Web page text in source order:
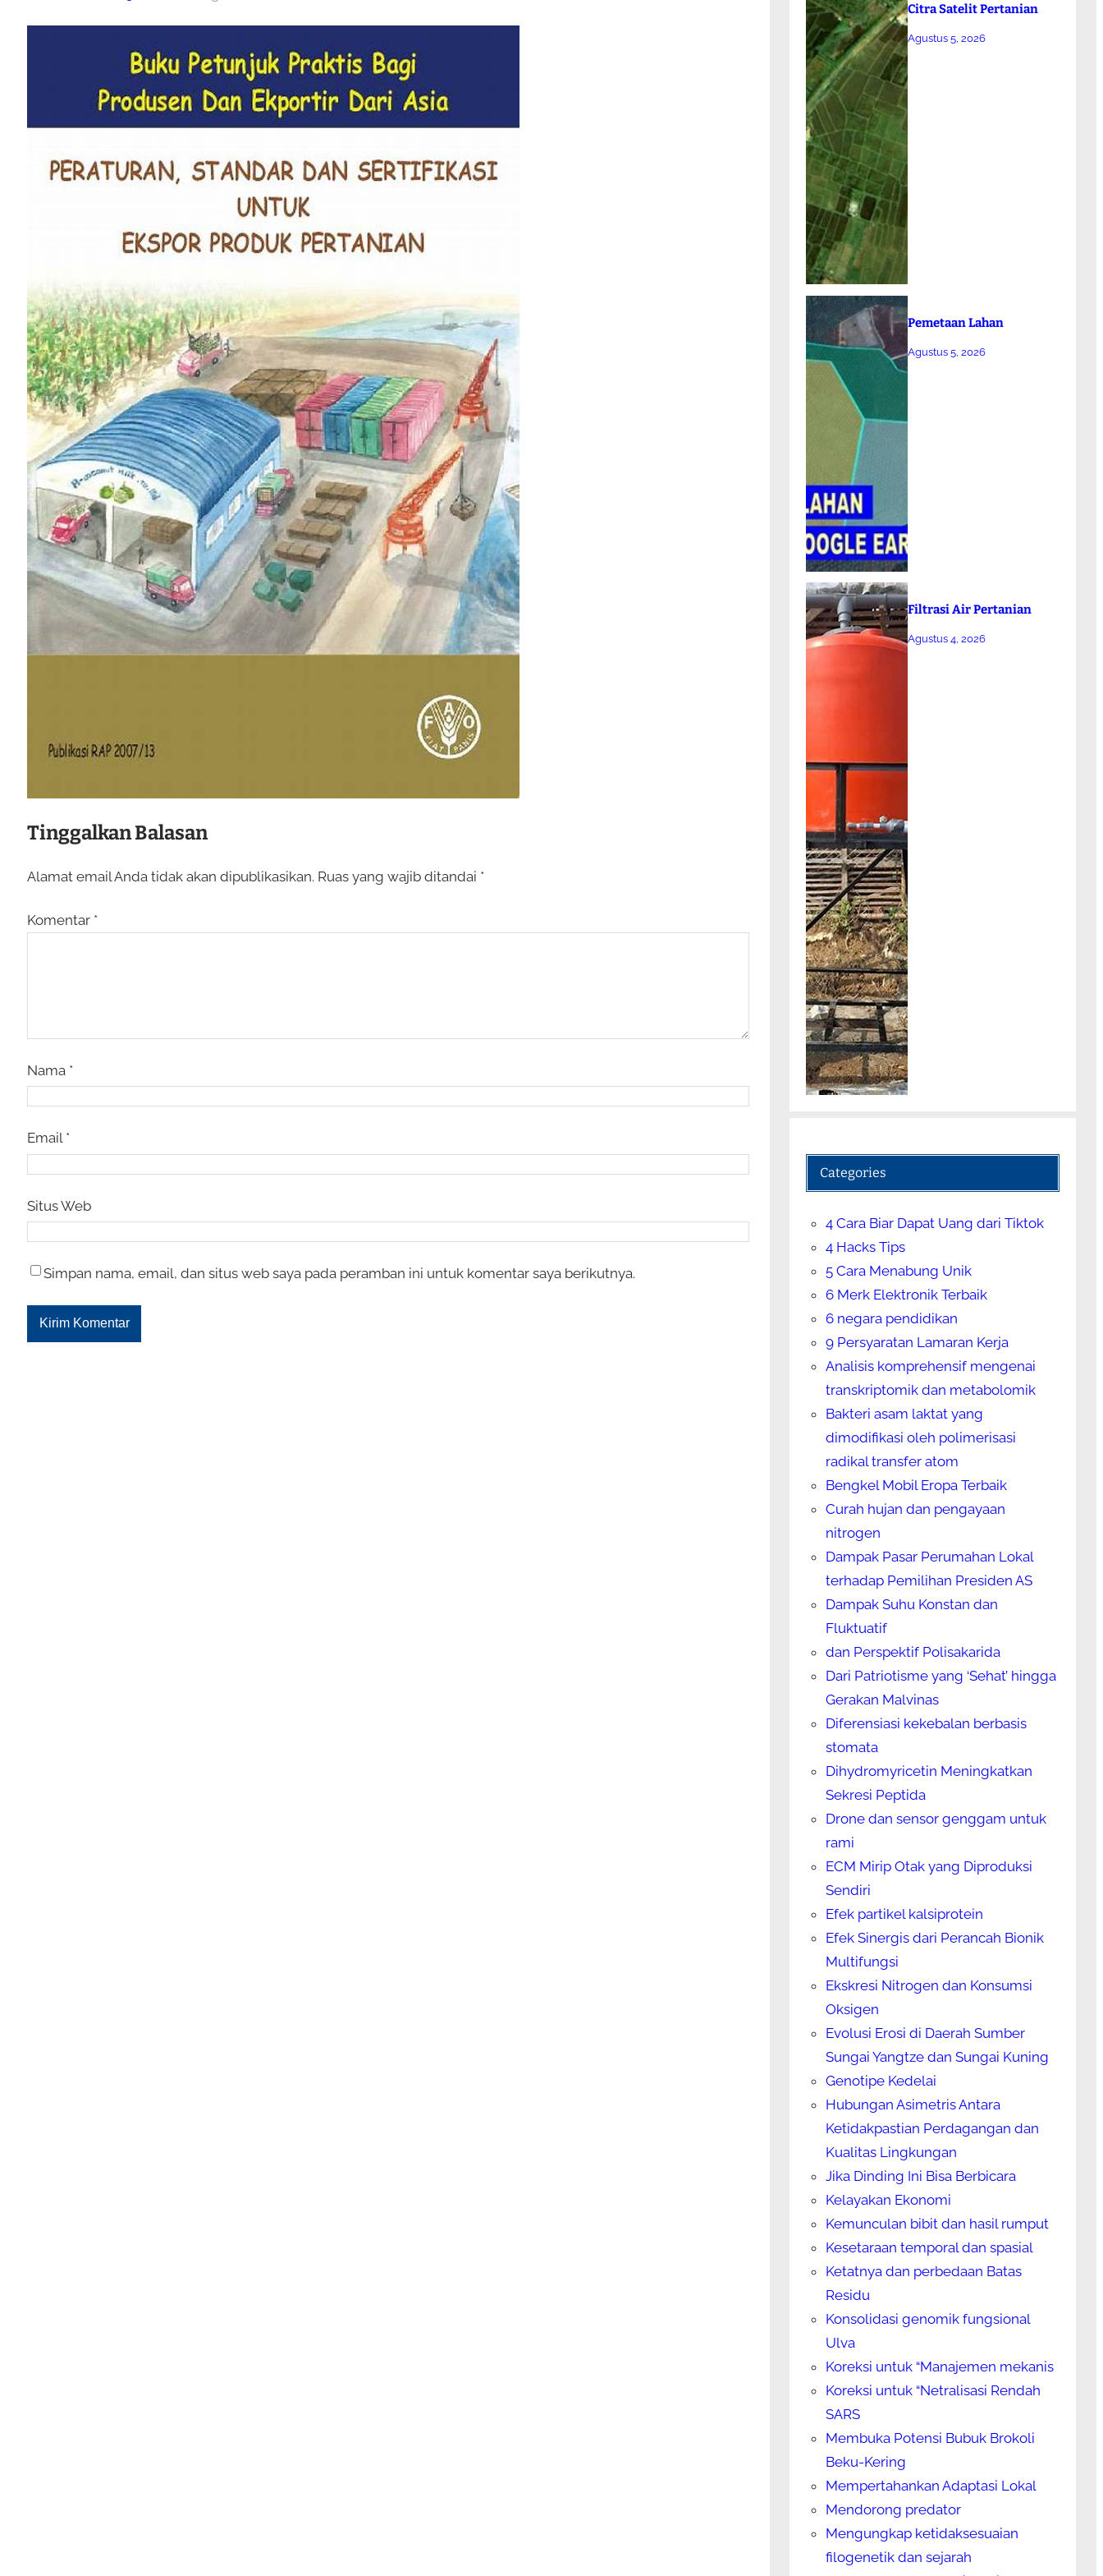
Tinggalkan Balasan
Alamat email Anda tidak akan dipublikasikan. Ruas yang wajib ditandai *
Komentar *
Nama *
Email *
Situs Web
Simpan nama, email, dan situs web saya pada peramban ini untuk komentar saya berikutnya.
Citra Satelit Pertanian
Agustus 5, 2026
Pemetaan Lahan
Agustus 5, 2026
Filtrasi Air Pertanian
Agustus 4, 2026
Categories
4 Cara Biar Dapat Uang dari Tiktok
4 Hacks Tips
5 Cara Menabung Unik
6 Merk Elektronik Terbaik
6 negara pendidikan
9 Persyaratan Lamaran Kerja
Analisis komprehensif mengenai
transkriptomik dan metabolomik
Bakteri asam laktat yang
dimodifikasi oleh polimerisasi
radikal transfer atom
Bengkel Mobil Eropa Terbaik
Curah hujan dan pengayaan
nitrogen
Dampak Pasar Perumahan Lokal
terhadap Pemilihan Presiden AS
Dampak Suhu Konstan dan
Fluktuatif
dan Perspektif Polisakarida
Dari Patriotisme yang ‘Sehat’ hingga
Gerakan Malvinas
Diferensiasi kekebalan berbasis
stomata
Dihydromyricetin Meningkatkan
Sekresi Peptida
Drone dan sensor genggam untuk
rami
ECM Mirip Otak yang Diproduksi
Sendiri
Efek partikel kalsiprotein
Efek Sinergis dari Perancah Bionik
Multifungsi
Ekskresi Nitrogen dan Konsumsi
Oksigen
Evolusi Erosi di Daerah Sumber
Sungai Yangtze dan Sungai Kuning
Genotipe Kedelai
Hubungan Asimetris Antara
Ketidakpastian Perdagangan dan
Kualitas Lingkungan
Jika Dinding Ini Bisa Berbicara
Kelayakan Ekonomi
Kemunculan bibit dan hasil rumput
Kesetaraan temporal dan spasial
Ketatnya dan perbedaan Batas
Residu
Konsolidasi genomik fungsional
Ulva
Koreksi untuk “Manajemen mekanis
Koreksi untuk “Netralisasi Rendah
SARS
Membuka Potensi Bubuk Brokoli
Beku-Kering
Mempertahankan Adaptasi Lokal
Mendorong predator
Mengungkap ketidaksesuaian
filogenetik dan sejarah